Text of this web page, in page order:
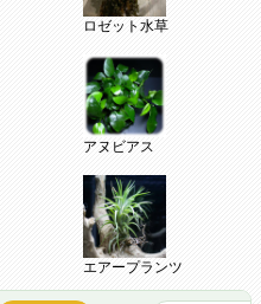
ロゼット水草
アヌビアス
エアープランツ